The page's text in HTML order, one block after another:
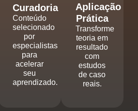
Curadoria
Conteúdo
selecionado
por
especialistas
para
acelerar
seu
aprendizado.
Aplicação
Prática
Transforme
teoria em
resultado
com
estudos
de caso
reais.